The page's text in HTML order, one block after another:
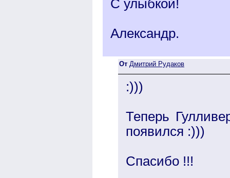
С улыбкой!
Александр.
От Дмитрий Рудаков
:)))
Теперь
появился :)))
Спасибо !!!